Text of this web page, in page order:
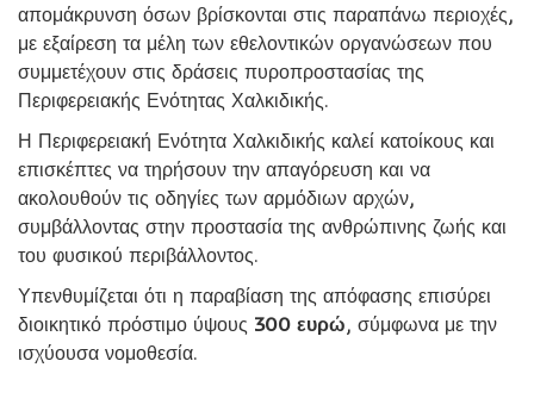
απομάκρυνση όσων βρίσκονται στις παραπάνω περιοχές,
με εξαίρεση τα μέλη των εθελοντικών οργανώσεων που
συμμετέχουν στις δράσεις πυροπροστασίας της
Περιφερειακής Ενότητας Χαλκιδικής.
Η Περιφερειακή Ενότητα Χαλκιδικής καλεί κατοίκους και
επισκέπτες να τηρήσουν την απαγόρευση και να
ακολουθούν τις οδηγίες των αρμόδιων αρχών,
συμβάλλοντας στην προστασία της ανθρώπινης ζωής και
του φυσικού περιβάλλοντος.
Υπενθυμίζεται ότι η παραβίαση της απόφασης επισύρει
διοικητικό πρόστιμο ύψους 300 ευρώ, σύμφωνα με την
ισχύουσα νομοθεσία.